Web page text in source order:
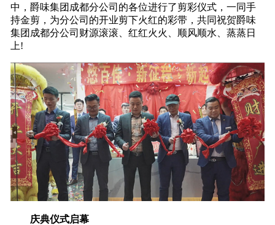
中，爵味集团成都分公司的各位进行了剪彩仪式，一同手
持金剪，为分公司的开业剪下火红的彩带，共同祝贺爵味
集团成都分公司财源滚滚、红红火火、顺风顺水、蒸蒸日
上!
庆典仪式启幕